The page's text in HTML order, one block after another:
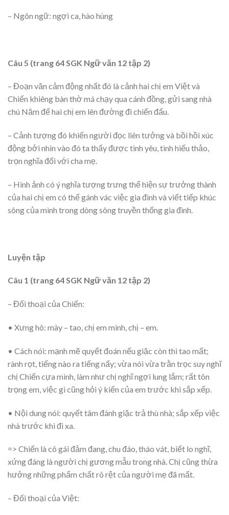
– Ngôn ngữ: ngợi ca, hào hùng
Câu 5 (trang 64 SGK Ngữ văn 12 tập 2)
– Đoạn văn cảm động nhất đó là cảnh hai chị em Việt và
Chiến khiêng bàn thờ má chạy qua cánh đồng, gửi sang nhà
chú Năm để hai chị em lên đường đi chiến đấu.
– Cảnh tượng đó khiến người đọc liên tưởng và bồi hồi xúc
động bởi nhìn vào đó ta thấy được tình yêu, tình hiếu thảo,
trọn nghĩa đối với cha mẹ.
– Hình ảnh có ý nghĩa tượng trưng thể hiện sự trưởng thành
của hai chị em có thể gánh vác việc gia đình và viết tiếp khúc
sông của mình trong dòng sông truyền thống gia đình.
Luyện tập
Câu 1 (trang 64 SGK Ngữ văn 12 tập 2)
– Đối thoại của Chiến:
• Xưng hô: mày – tao, chị em mình, chị – em.
• Cách nói: mạnh mẽ quyết đoán nếu giặc còn thì tao mất;
rành rọt, tiếng nào ra tiếng nấy; vừa nói vừa trằn trọc suy nghĩ
chị Chiến cựa mình, làm như chị nghĩ ngợi lung lắm; rất tôn
trọng em, việc gì cũng hỏi ý kiến của em trước khi sắp xếp.
• Nội dung nói: quyết tâm đánh giặc trả thù nhà; sắp xếp việc
nhà trước khi đi xa.
=> Chiến là cô gái đảm đang, chu đáo, tháo vát, biết lo nghĩ,
xứng đáng là người chị gương mẫu trong nhà. Chị cũng thừa
hưởng những phẩm chất rõ rệt của người mẹ đã mất.
– Đối thoại của Việt: